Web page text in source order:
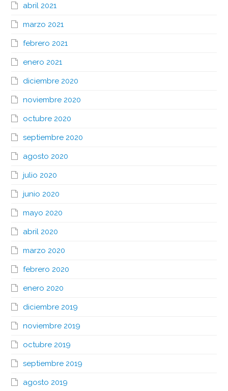
abril 2021
marzo 2021
febrero 2021
enero 2021
diciembre 2020
noviembre 2020
octubre 2020
septiembre 2020
agosto 2020
julio 2020
junio 2020
mayo 2020
abril 2020
marzo 2020
febrero 2020
enero 2020
diciembre 2019
noviembre 2019
octubre 2019
septiembre 2019
agosto 2019